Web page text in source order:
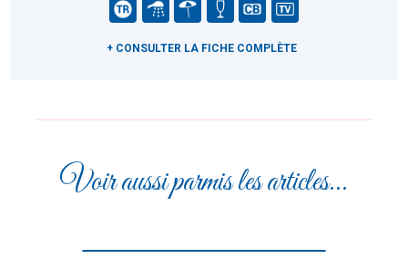
+ CONSULTER LA FICHE COMPLÈTE
Voir aussi parmis les articles...